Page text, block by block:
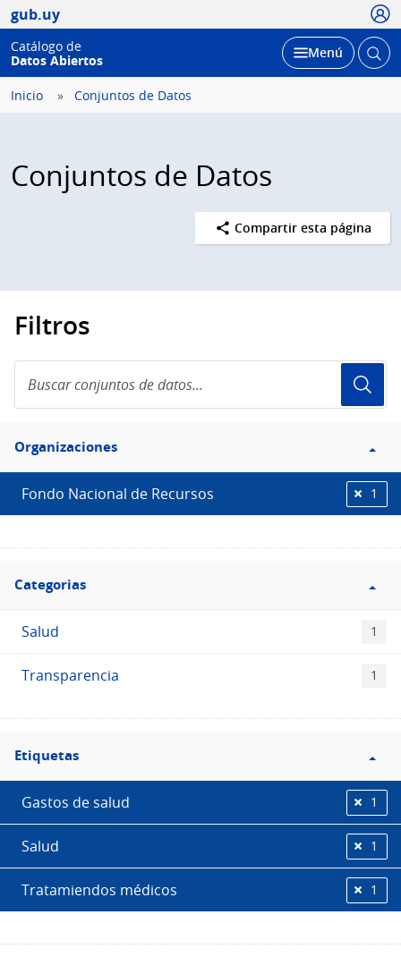
gub.uy
Catálogo de
Datos Abiertos
Desplegar
Menú Abrir
Inicio Conjuntos de Datos
Conjuntos de Datos
Compartir esta página
Filtros
conjuntos
de
Filtro
Organizaciones
Organizaciones
Fondo Nacional de Recursos 1
Filtro
Categorias
Categorias
Salud 1
Transparencia 1
Filtro
Etiquetas
Etiquetas
Gastos de salud 1
Salud 1
Tratamiendos médicos 1